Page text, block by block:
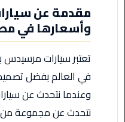
اسكندرية
ليموزين
مطار
العرب
الاسكندرية
وأسعارها في
تعتبر سيارات مرسيدس
في العالم بفضل
نتحدث عن مجموعة من